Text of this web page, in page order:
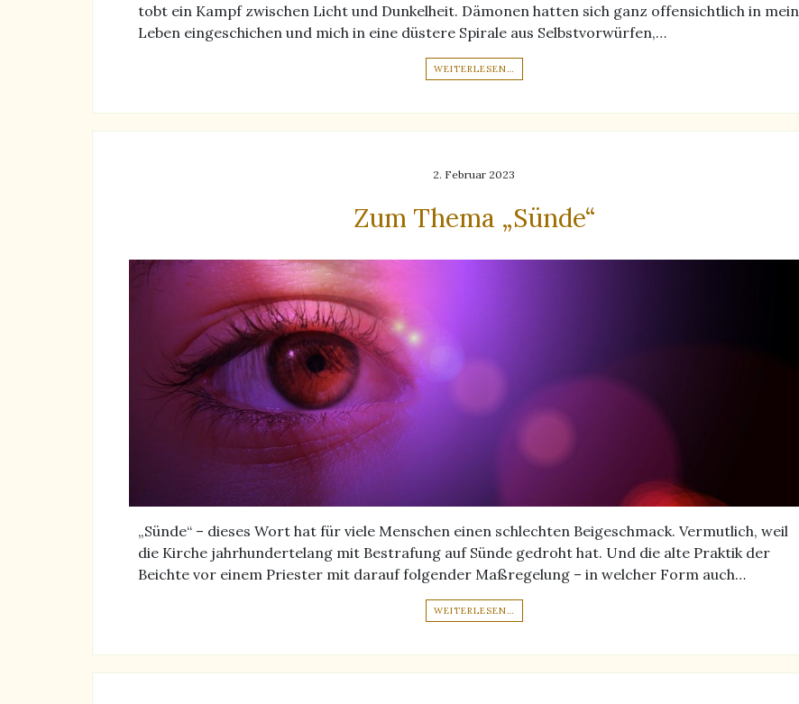
tobt ein Kampf zwischen Licht und Dunkelheit. Dämonen hatten sich ganz offensichtlich in mein
Leben eingeschichen und mich in eine düstere Spirale aus Selbstvorwürfen,…
WEITERLESEN…
2. Februar 2023
Zum Thema „Sünde“
„Sünde“ – dieses Wort hat für viele Menschen einen schlechten Beigeschmack. Vermutlich, weil
die Kirche jahrhundertelang mit Bestrafung auf Sünde gedroht hat. Und die alte Praktik der
Beichte vor einem Priester mit darauf folgender Maßregelung – in welcher Form auch…
WEITERLESEN…